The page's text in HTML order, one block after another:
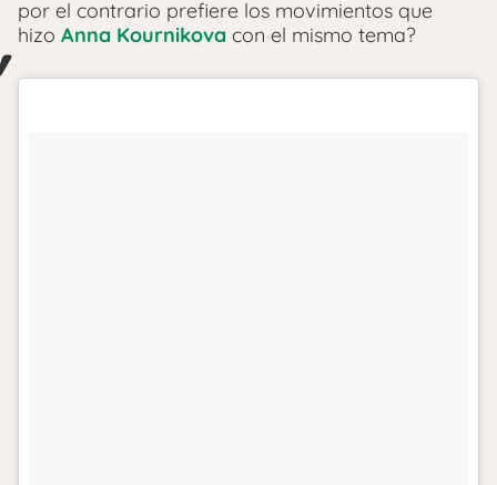
por el contrario prefiere los movimientos que
hizo Anna Kournikova con el mismo tema?